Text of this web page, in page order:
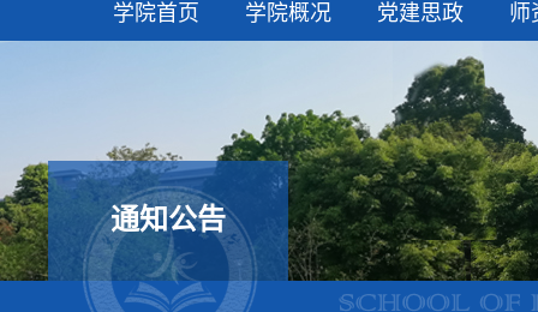
学院首页 学院概况 党建思政 师
通知公告